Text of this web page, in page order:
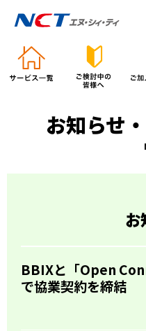
お知らせ
お
BBIXと「Open
で協業契約を締結